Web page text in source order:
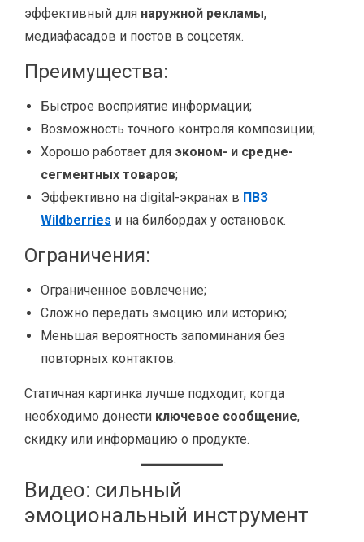
эффективный для наружной рекламы,
медиафасадов и постов в соцсетях.
Преимущества:
Быстрое восприятие информации;
Возможность точного контроля композиции;
Хорошо работает для эконом- и средне-
сегментных товаров;
Эффективно на digital-экранах в ПВЗ
Wildberries и на билбордах у остановок.
Ограничения:
Ограниченное вовлечение;
Сложно передать эмоцию или историю;
Меньшая вероятность запоминания без
повторных контактов.
Статичная картинка лучше подходит, когда
необходимо донести ключевое сообщение,
скидку или информацию о продукте.
Видео: сильный
эмоциональный инструмент